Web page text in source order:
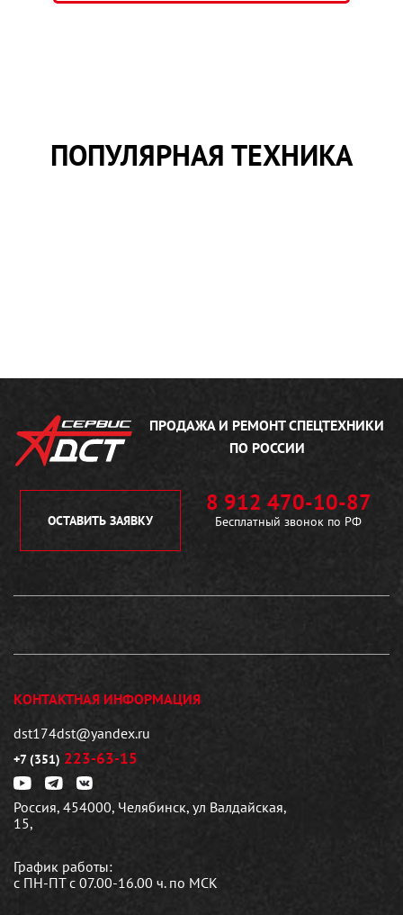
ПОПУЛЯРНАЯ ТЕХНИКА
ПРОДАЖА И РЕМОНТСПЕЦТЕХНИКИ
ПО РОССИИ
ОСТАВИТЬ ЗАЯВКУ
8 912 470-10-87
Бесплатный звонок по РФ
КОНТАКТНАЯ ИНФОРМАЦИЯ
dst174dst@yandex.ru
+7 (351) 223-63-15
Россия, 454000, Челябинск, ул Валдайская,
15,
График работы:
с ПН-ПТ с 07.00-16.00 ч. по МСК